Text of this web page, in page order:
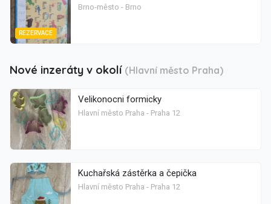
REZERVACE
Brno-město - Brno
Nové inzeráty v okolí (Hlavní město Praha)
Velikonocni formicky
Hlavní město Praha - Praha 12
Kuchařská zástěrka a čepička
Hlavní město Praha - Praha 12